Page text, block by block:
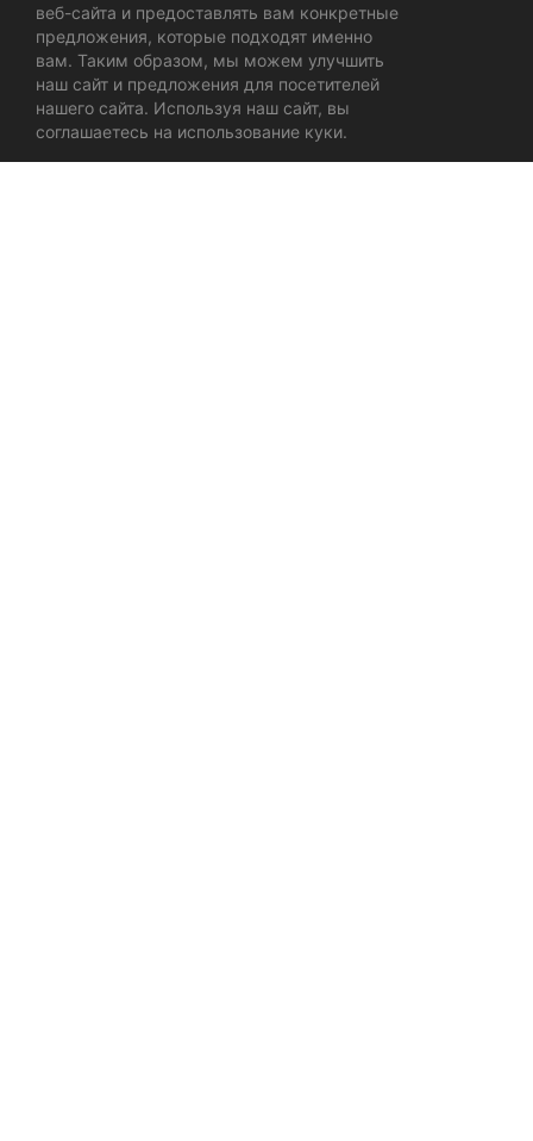
веб-сайта и предоставлять вам конкретные
предложения, которые подходят именно
вам. Таким образом, мы можем улучшить
наш сайт и предложения для посетителей
нашего сайта. Используя наш сайт, вы
соглашаетесь на использование куки.